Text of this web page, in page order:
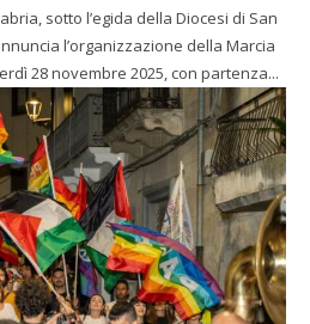
sotto l’egida della Diocesi di San
l’organizzazione della Marcia
28 novembre 2025, con partenza...